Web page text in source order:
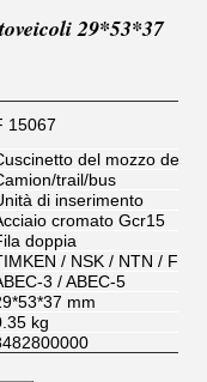
29*53*37
15067
del mozzo della
trail/bus
di inserimento
cromato Gcr15
doppia
/ NSK / NTN /
3 / ABEC-5
mm
kg